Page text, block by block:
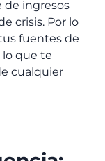
de ingresos
crisis. Por lo
fuentes de
lo que te
cualquier